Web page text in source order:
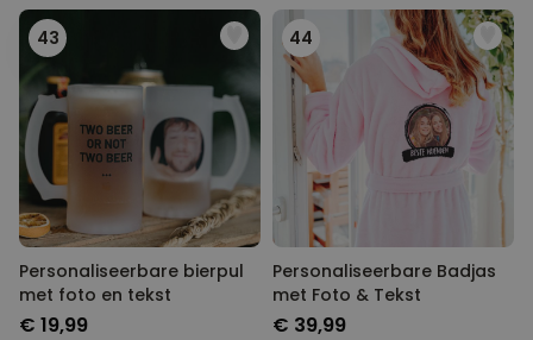
43
Personaliseerbare bierpul
met foto en tekst
€ 19,99
44
Personaliseerbare Badjas
met Foto & Tekst
€ 39,99
PERFORMANCE
MARKETING OVERIGE